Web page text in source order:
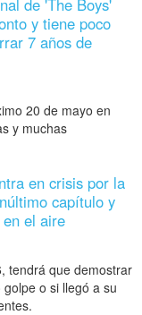
de 'The Boys'
y tiene poco
7 años de
20 de mayo en
y muchas
en crisis por la
capítulo y
el aire
tendrá que demostrar
o si llegó a su